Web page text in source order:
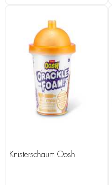
Knisterschaum Oosh